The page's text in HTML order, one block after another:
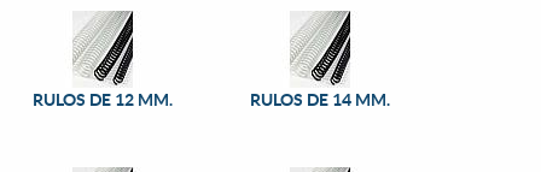
RULOS DE 12 MM. RULOS DE 14 MM.